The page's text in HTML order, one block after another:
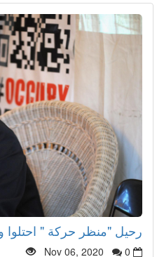
رحيل "منظر حركة " احتلوا
Nov 06, 2020 0